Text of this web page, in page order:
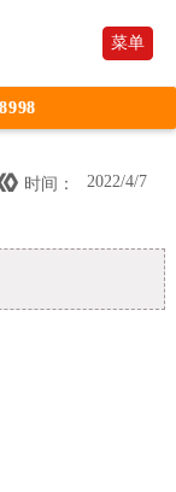
菜单
时间： 2022/4/7